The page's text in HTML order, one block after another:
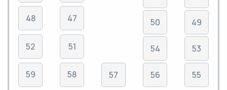
48
52
59
47
51
58 57
50
54
56
49
53
55